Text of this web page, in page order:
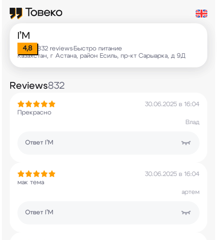
I’M
4,8 832 reviews•Быстро питание
Казахстан, г Астана, район Есиль, пр-кт Сарыарка, д 9Д
Reviews832
30.06.2025 в 16:04
Прекрасно
Влад
Ответ I’M
30.06.2025 в 16:04
мак тема
артем
Ответ I’M